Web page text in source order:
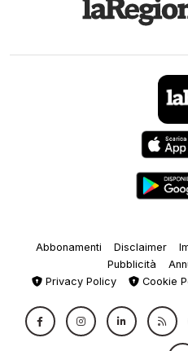
Abbonamenti Disclaimer
Pubblicità
Privacy Policy
Cookie